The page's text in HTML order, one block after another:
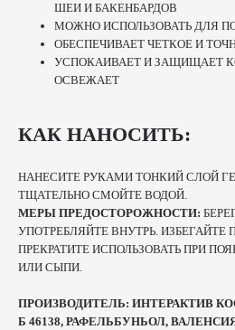
ШЕИ И БАКЕНБАРДОВ
МОЖНО ИСПОЛЬЗОВАТЬ ДЛЯ
ОБЕСПЕЧИВАЕТ ЧЕТКОЕ И
УСПОКАИВАЕТ И ЗАЩИЩАЕТ
ОСВЕЖАЕТ
КАК НАНОСИТЬ:
НАНЕСИТЕ РУКАМИ ТОНКИЙ СЛОЙ
ТЩАТЕЛЬНО СМОЙТЕ ВОДОЙ.
МЕРЫ ПРЕДОСТОРОЖНОСТИ:
УПОТРЕБЛЯЙТЕ ВНУТРЬ. ИЗБЕГАЙТЕ
ПРЕКРАТИТЕ ИСПОЛЬЗОВАТЬ ПРИ
ИЛИ СЫПИ.
ПРОИЗВОДИТЕЛЬ: ИНТЕРАКТИВ
Б 46138, РАФЕЛЬБУНЬОЛ,